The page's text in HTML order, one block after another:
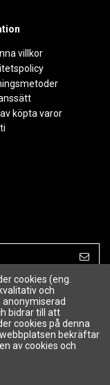
villkor
köpta varor
cookies (eng.
och
anonymiserad
bidrar till att
cookies på denna
bekräftar
av cookies och